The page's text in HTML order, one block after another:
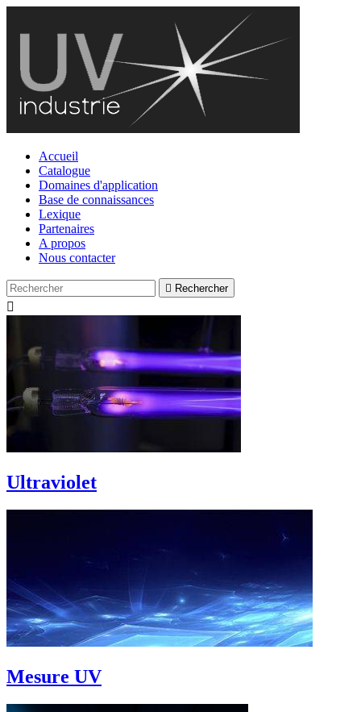
Accueil
Catalogue
Domaines d'application
Base de connaissances
Lexique
Partenaires
A propos
Nous contacter
 Rechercher

Ultraviolet
Mesure UV